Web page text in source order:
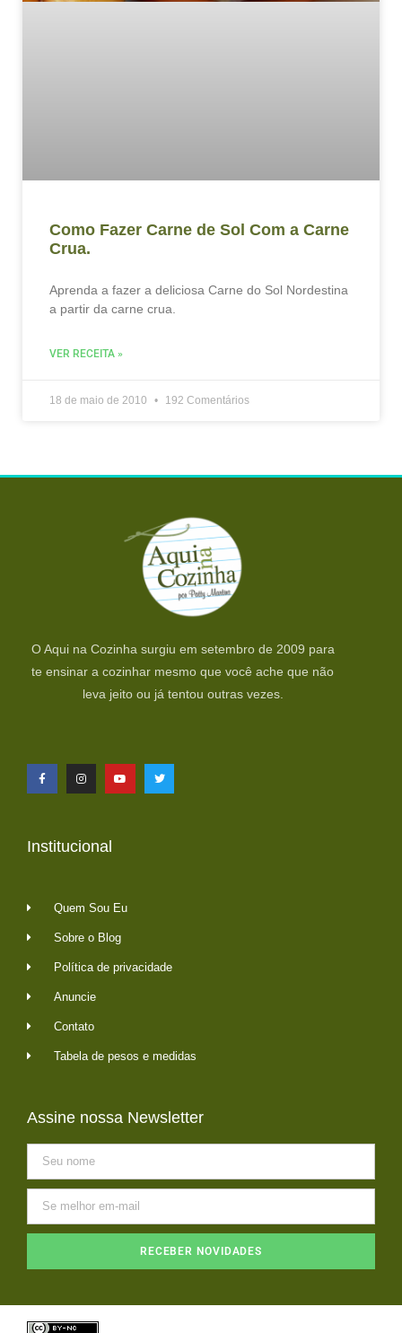
Como Fazer Carne de Sol Com a Carne
Crua.
Aprenda a fazer a deliciosa Carne do Sol Nordestina
a partir da carne crua.
VER RECEITA »
18 de maio de 2010 192 Comentários
O Aqui na Cozinha surgiu em setembro de 2009 para
te ensinar a cozinhar mesmo que você ache que não
leva jeito ou já tentou outras vezes.
Institucional
Quem Sou Eu
Sobre o Blog
Política de privacidade
Anuncie
Contato
Tabela de pesos e medidas
Assine nossa Newsletter
RECEBER NOVIDADES